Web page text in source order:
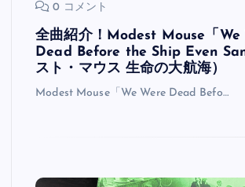
0 コメント
全曲紹介！Modest Mouse「We
Dead Before the Ship Even
スト・マウス 生命の大航海）
Modest Mouse「We Were Dead Befo…